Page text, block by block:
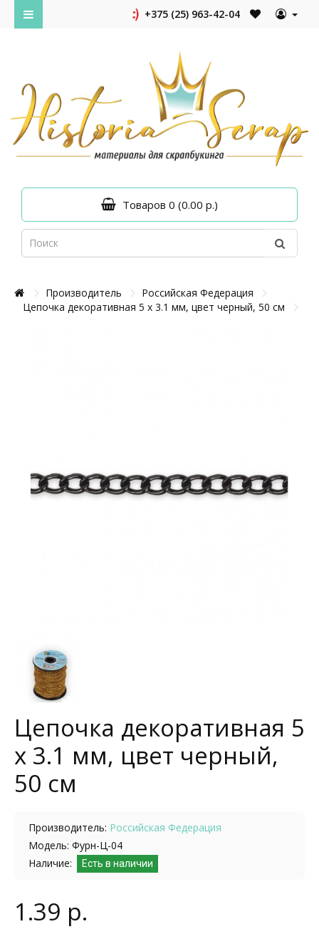
+375 (25) 963-42-04
Товаров 0 (0.00 р.)
Производитель
Российская Федерация
Цепочка декоративная 5 x 3.1 мм, цвет черный, 50 см
Цепочка декоративная 5
x 3.1 мм, цвет черный,
50 см
Производитель: Российская Федерация
Модель: Фурн-Ц-04
Наличие:
Есть в наличии
1.39 р.